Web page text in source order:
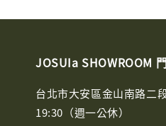
JOSUIa SHOWROOM
台北市大安區金山南路二
19:30（週一公休）